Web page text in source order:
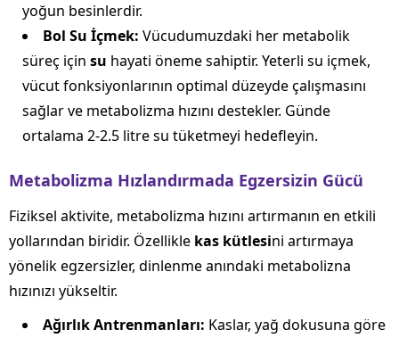
yoğun besinlerdir.
Bol Su İçmek: Vücudumuzdaki her metabolik
süreç için su hayati öneme sahiptir. Yeterli su içmek,
vücut fonksiyonlarının optimal düzeyde çalışmasını
sağlar ve metabolizma hızını destekler. Günde
ortalama 2-2.5 litre su tüketmeyi hedefleyin.
Metabolizma Hızlandırmada Egzersizin Gücü
Fiziksel aktivite, metabolizma hızını artırmanın en etkili
yollarından biridir. Özellikle kas kütlesini artırmaya
yönelik egzersizler, dinlenme anındaki metabolizna
hızınızı yükseltir.
Ağırlık Antrenmanları: Kaslar, yağ dokusuna göre